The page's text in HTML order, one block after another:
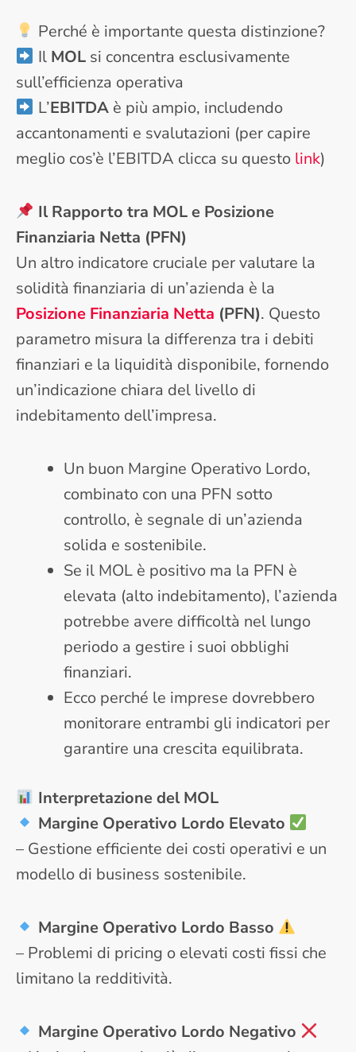
Perché è importante questa distinzione?
Il MOLsi concentra esclusivamente
sull’efficienza operativa
L’EBITDAè più ampio, includendo
accantonamenti e svalutazioni (per capire
meglio cos’è l’EBITDA clicca su questo link)
Il Rapporto tra MOL e Posizione
Finanziaria Netta (PFN)
Un altro indicatore cruciale per valutare la
solidità finanziaria di un’azienda è la
Posizione Finanziaria Netta (PFN). Questo
parametro misura la differenza tra i debiti
finanziari e la liquidità disponibile, fornendo
un’indicazione chiara del livello di
indebitamento dell’impresa.
Un buon Margine Operativo Lordo,
combinato con una PFN sotto
controllo, è segnale di un’azienda
solida e sostenibile.
Se il MOL è positivo ma la PFN è
elevata (alto indebitamento), l’azienda
potrebbe avere difficoltà nel lungo
periodo a gestire i suoi obblighi
finanziari.
Ecco perché le imprese dovrebbero
monitorare entrambi gli indicatori per
garantire una crescita equilibrata.
Interpretazione del MOL
Margine Operativo Lordo Elevato
– Gestione efficiente dei costi operativi e un
modello di business sostenibile.
Margine Operativo Lordo Basso
– Problemi di pricing o elevati costi fissi che
limitano la redditività.
Margine Operativo Lordo Negativo